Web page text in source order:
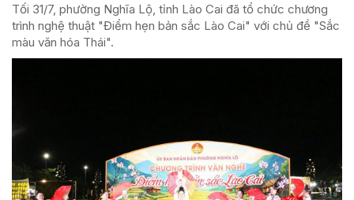
Tối 31/7, phường Nghĩa Lộ, tỉnh Lào Cai đã tổ chức chương
trình nghệ thuật "Điểm hẹn bản sắc Lào Cai" với chủ đề "Sắc
màu văn hóa Thái".